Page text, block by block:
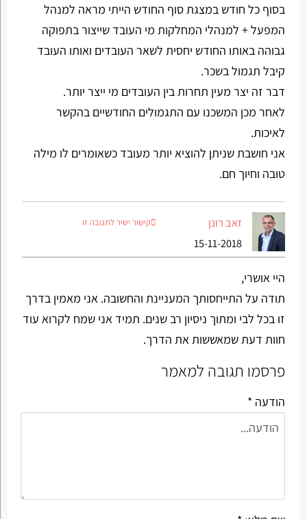
בסוף כל חודש במצגת סוף החודש הייתי מראה למנהל
המפעל + למנהלי המחלקות מי העובד שייצור בתפוקה
גבוהה באותו החודש יחסית לשאר העובדים ואותו העובד
קיבל תגמול בשכר.
דבר זה יצר מעין תחרות בין העובדים מי ייצר יותר.
לאחר מכן המשכנו עם התגמולים החודשיים בהקשר
לאיכות.
אני חושבת שניתן להוציא יותר מעובד כשאומרים לו מילה
טובה וחיוך חם.
זאב רונן
15-11-2018
קישור ישיר לתגובה זו
היי אושרי,
תודה על התייחסותך המעניינת והחשובה. אני מאמין בדרך
זו בכל לבי ומתוך ניסיון רב שנים. תמיד אני שמח לקרוא עוד
חוות דעת שמאששות את הדרך.
פרסמו תגובה למאמר
הודעה *